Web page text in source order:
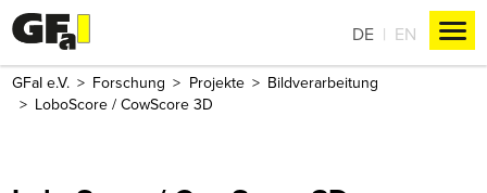
DE EN
GFaI e.V. Forschung Projekte
Bildverarbeitung
LoboScore / CowScore 3D